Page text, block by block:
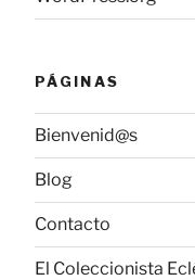
PÁGINAS
Bienvenid@s
Blog
Contacto
El Coleccionista